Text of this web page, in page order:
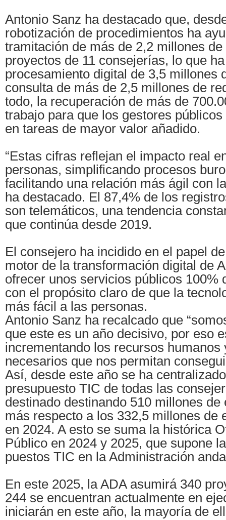
Antonio Sanz ha destacado que,
robotización de procedimientos ha
tramitación de más de 2,2 millones
proyectos de 11 consejerías, lo que
procesamiento digital de 3,5 millones
consulta de más de 2,5 millones de
todo, la recuperación de más de
trabajo para que los gestores
en tareas de mayor valor añadido.
“Estas cifras reflejan el impacto real
personas, simplificando procesos
facilitando una relación más ágil con
ha destacado. El 87,4% de los
son telemáticos, una tendencia
que continúa desde 2019.
El consejero ha incidido en el papel
motor de la transformación digital de
ofrecer unos servicios públicos 100%
con el propósito claro de que la
más fácil a las personas.
Antonio Sanz ha recalcado que
que este es un año decisivo, por eso
incrementando los recursos humanos
necesarios que nos permitan
Así, desde este año se ha
presupuesto TIC de todas las
destinado destinando 510 millones de
más respecto a los 332,5 millones de
en 2024. A esto se suma la histórica
Público en 2024 y 2025, que supone
puestos TIC en la Administración
En este 2025, la ADA asumirá 340
244 se encuentran actualmente en
iniciarán en este año, la mayoría de